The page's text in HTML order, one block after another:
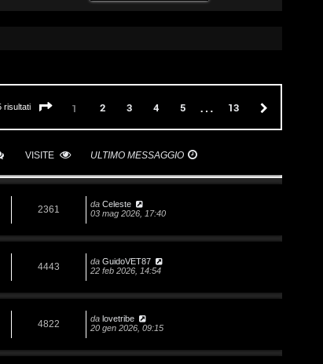
risultati Pagina di
1 2 3 4 5 … 13
VISITE ULTIMO MESSAGGIO
2361 da Celeste
03 mag 2026, 17:40
4443 da GuidoVET87
22 feb 2026, 14:54
4822 da lovetribe
20 gen 2026, 09:15